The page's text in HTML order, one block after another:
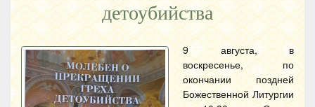
детоубийства
9 августа, в
воскресенье, по
окончании поздней
Божественной Литургии